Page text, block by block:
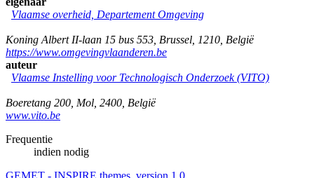
Vlaamse overheid, Departement Omgeving
Koning Albert II-laan 15 bus 553 Brussel 1210 België
https://www.omgevingvlaanderen.be
auteur
Vlaamse Instelling voor Technologisch Onderzoek (VITO)
Boeretang 200 Mol 2400 België
www.vito.be
Frequentie
indien nodig
GEMET - INSPIRE themes, version 1.0